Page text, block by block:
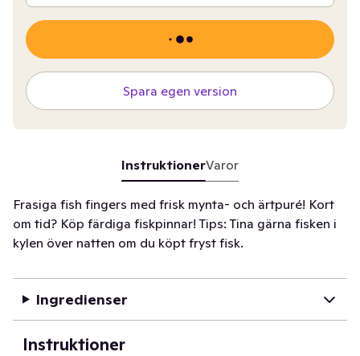
Spara egen version
InstruktionerVaror
Frasiga fish fingers med frisk mynta- och ärtpuré! Kort
om tid? Köp färdiga fiskpinnar! Tips: Tina gärna fisken i
kylen över natten om du köpt fryst fisk.
Ingredienser
Instruktioner